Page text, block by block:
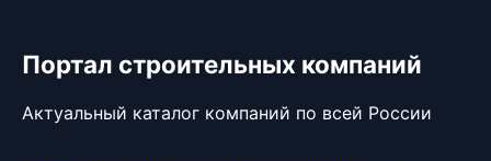
Портал строительных компаний
Актуальный каталог компаний по всей России